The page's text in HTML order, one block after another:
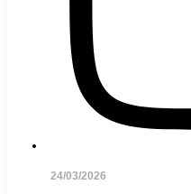
24/03/2026